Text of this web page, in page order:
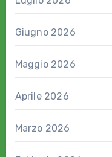
Giugno 2026
Maggio 2026
Aprile 2026
Marzo 2026